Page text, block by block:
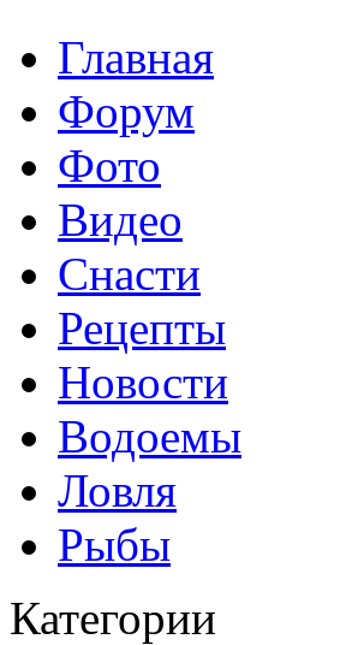
Главная
Форум
Фото
Видео
Снасти
Рецепты
Новости
Водоемы
Ловля
Рыбы
Категории